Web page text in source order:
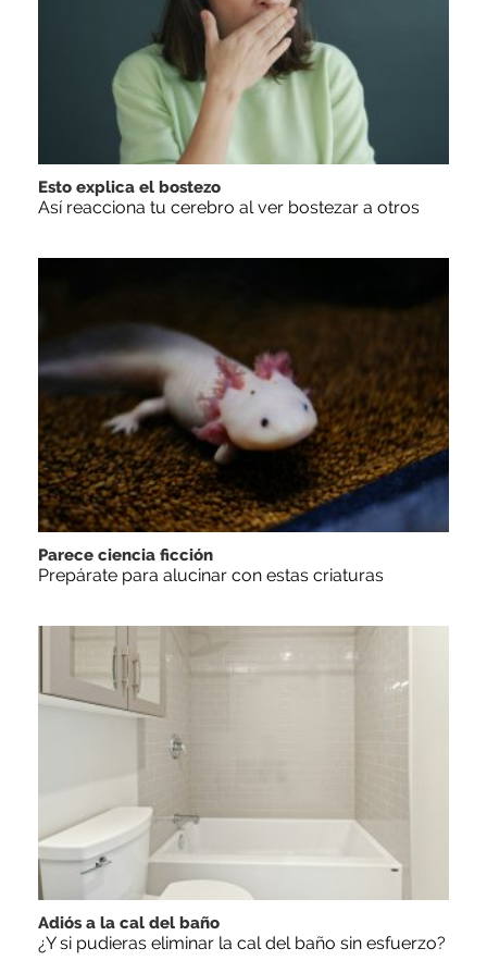
Esto explica el bostezo
Así reacciona tu cerebro al ver bostezar a otros
Parece ciencia ficción
Prepárate para alucinar con estas criaturas
Adiós a la cal del baño
¿Y si pudieras eliminar la cal del baño sin esfuerzo?